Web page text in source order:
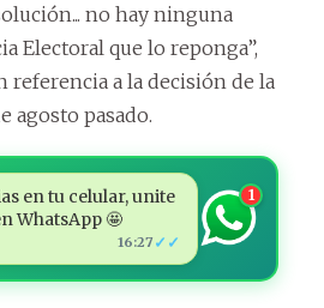
no hay ninguna
Electoral que lo reponga”,
referencia a la decisión de la
agosto pasado.
en tu celular, unite
WhatsApp 🤩
16:27 ✓✓
1